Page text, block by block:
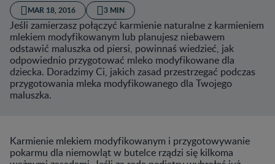
MAR 18, 2016 3 MIN
Jeśli zamierzasz połączyć karmienie naturalne z karmieniem
mlekiem modyfikowanym lub planujesz niebawem
odstawić maluszka od piersi, powinnaś wiedzieć, jak
odpowiednio przygotować mleko modyfikowane dla
dziecka. Doradzimy Ci, jakich zasad przestrzegać podczas
przygotowania mleka modyfikowanego dla Twojego
maluszka.
Karmienie mlekiem modyfikowanym i przygotowywanie
pokarmu dla niemowląt w butelce rządzi się kilkoma